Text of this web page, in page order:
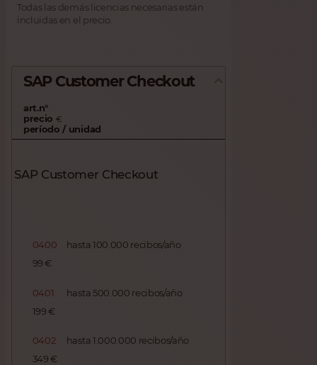
Todas las demás licencias necesarias están
incluidas en el precio.
SAP Customer Checkout
art.n°
precio €
período / unidad
SAP Customer Checkout
0400
hasta 100.000 recibos/año
99 €
0401
hasta 500.000 recibos/año
199 €
0402
hasta 1.000.000 recibos/año
349 €